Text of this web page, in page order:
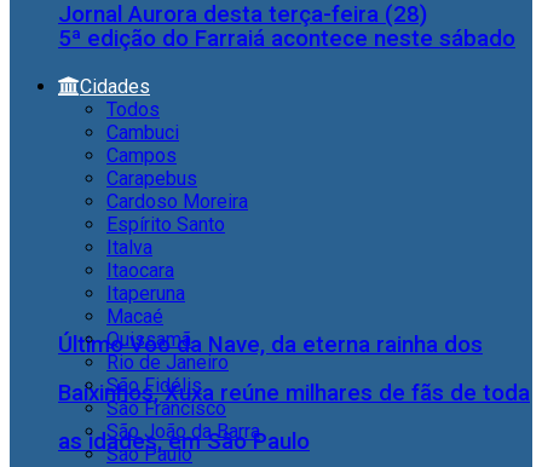
Jornal Aurora desta terça-feira (28)
Último Voo da Nave, da eterna rainha dos
Baixinhos, Xuxa reúne milhares de fãs de toda
as idades, em São Paulo
5ª edição do Farraiá acontece neste sábado
Cidades
Todos
Cambuci
Campos
Carapebus
Cardoso Moreira
Espírito Santo
Italva
Itaocara
Itaperuna
Macaé
Quissamã
Rio de Janeiro
São Fidélis
São Francisco
São João da Barra
São Paulo